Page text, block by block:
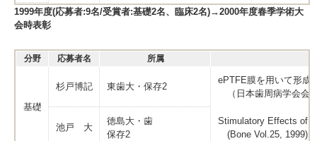
1999年度(応募者:9名/受賞者:基礎2名、臨床2名)→2000年度春季学術大
会時表彰
分野 応募者名 所属
基礎
杉戸博記 東歯大・保存2
ePTFE膜を用いて形成
（日本歯周病学会会
池戸 大
徳島大・歯
保存2
Stimulatory Effects of
(Bone Vol.25, 1999)